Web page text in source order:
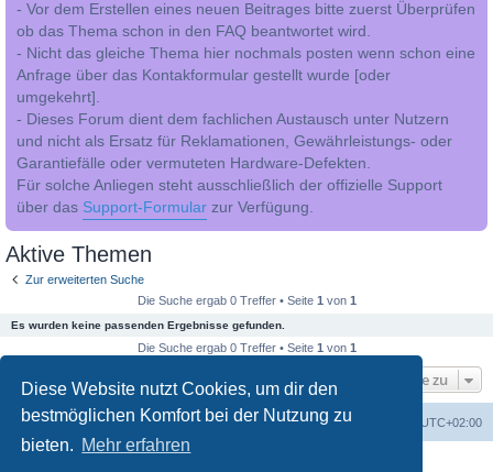
Diese Website nutzt Cookies, um dir den
bestmöglichen Komfort bei der Nutzung zu
bieten. Mehr erfahren
- Vor dem Erstellen eines neuen Beitrages bitte zuerst Überprüfen
ob das Thema schon in den FAQ beantwortet wird.
- Nicht das gleiche Thema hier nochmals posten wenn schon eine
Anfrage über das Kontakformular gestellt wurde [oder
umgekehrt].
- Dieses Forum dient dem fachlichen Austausch unter Nutzern
und nicht als Ersatz für Reklamationen, Gewährleistungs- oder
Garantiefälle oder vermuteten Hardware-Defekten.
Für solche Anliegen steht ausschließlich der offizielle Support
über das Support-Formular zur Verfügung.
Aktive Themen
Zur erweiterten Suche
Die Suche ergab 0 Treffer • Seite 1 von 1
Es wurden keine passenden Ergebnisse gefunden.
Die Suche ergab 0 Treffer • Seite 1 von 1
Gehe zu
Foren-Übersicht Alle Zeiten sind UTC+02:00
Alle Cookies löschen